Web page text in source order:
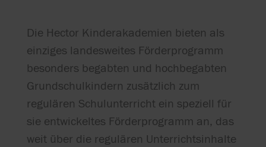
Die Hector Kinderakademien bieten als
einziges landesweites Förderprogramm
besonders begabten und hochbegabten
Grundschulkindern zusätzlich zum
regulären Schulunterricht ein speziell für
sie entwickeltes Förderprogramm an, das
weit über die regulären Unterrichtsinhalte